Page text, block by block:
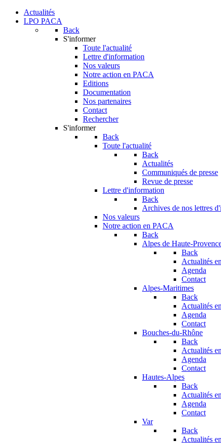
Actualités
LPO PACA
Back
S'informer
Toute l'actualité
Lettre d'information
Nos valeurs
Notre action en PACA
Editions
Documentation
Nos partenaires
Contact
Rechercher
S'informer
Back
Toute l'actualité
Back
Actualités
Communiqués de presse
Revue de presse
Lettre d'information
Back
Archives de nos lettres
Nos valeurs
Notre action en PACA
Back
Alpes de Haute-
Back
Actualités
Agenda
Contact
Alpes-Maritimes
Back
Actualités
Agenda
Contact
Bouches-du-Rhône
Back
Actualités
Agenda
Contact
Hautes-Alpes
Back
Actualités
Agenda
Contact
Var
Back
Actualités